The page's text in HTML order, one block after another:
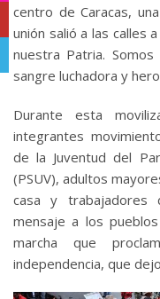
centro de Caracas,
unión salió a las calles
nuestra Patria.
sangre luchadora y
Durante esta
integrantes
de la Juventud del
(PSUV), adultos
casa y
mensaje a los
marcha que
independencia, que
YouTube
Telegram